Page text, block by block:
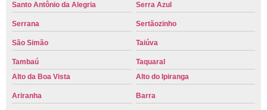
Santo Antônio da Alegria Serra Azul
Serrana Sertãozinho
São Simão Taiúva
Tambaú
Taquaral
Alto da Boa Vista
Alto do Ipiranga
Ariranha Barra